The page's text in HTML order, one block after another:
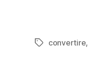
Tag convertire,